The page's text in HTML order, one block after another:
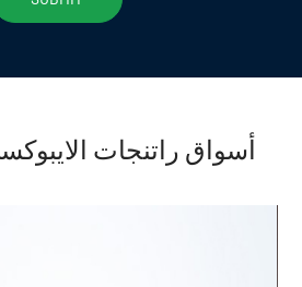
أسواق راتنجات